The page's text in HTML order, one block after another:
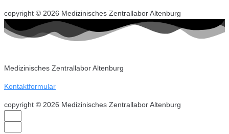
copyright © 2026 Medizinisches Zentrallabor Altenburg
Medizinisches Zentrallabor Altenburg
Kontaktformular
copyright © 2026 Medizinisches Zentrallabor Altenburg